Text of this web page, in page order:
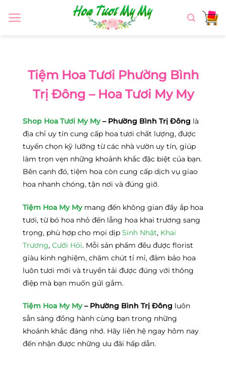
đến
Tiệm Hoa Tươi Phường Bình
Trị Đông – Hoa Tươi My My
Shop Hoa Tươi My My– Phường Bình Trị Đông là
địa chỉ uy tín cung cấp hoa tươi chất lượng, được
tuyển chọn kỹ lưỡng từ các nhà vườn uy tín, giúp
làm trọn vẹn những khoảnh khắc đặc biệt của bạn.
Bên cạnh đó, tiệm hoa còn cung cấp dịch vụ giao
hoa nhanh chóng, tận nơi và đúng giờ.
Tiệm Hoa My My mang đến không gian đầy ắp hoa
tươi, từ bó hoa nhỏ đến lẵng hoa khai trương sang
trọng, phù hợp cho mọi dịp Sinh Nhật, Khai
Trương, Cưới Hỏi. Mỗi sản phẩm đều được florist
giàu kinh nghiệm, chăm chút tỉ mỉ, đảm bảo hoa
luôn tươi mới và truyền tải được đúng với thông
điệp mà bạn muốn gửi gắm.
Tiệm Hoa My My– Phường Bình Trị Đông luôn
sẵn sàng đồng hành cùng bạn trong những
khoảnh khắc đáng nhớ. Hãy liên hệ ngay hôm nay
đến nhận được những ưu đãi hấp dẫn.